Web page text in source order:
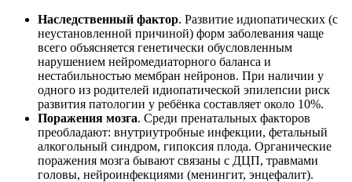
Наследственный фактор. Развитие идиопатических (с
неустановленной причиной) форм заболевания чаще
всего объясняется генетически обусловленным
нарушением нейромедиаторного баланса и
нестабильностью мембран нейронов. При наличии у
одного из родителей идиопатической эпилепсии риск
развития патологии у ребёнка составляет около 10%.
Поражения мозга. Среди пренатальных факторов
преобладают: внутриутробные инфекции, фетальный
алкогольный синдром, гипоксия плода. Органические
поражения мозга бывают связаны с ДЦП, травмами
головы, нейроинфекциями (менингит, энцефалит).